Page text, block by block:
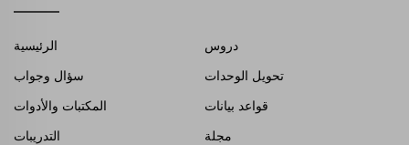
الرئيسية
دروس
سؤال وجواب
تحويل الوحدات
المكتبات والأدوات
قواعد بيانات
التدريبات
مجلة